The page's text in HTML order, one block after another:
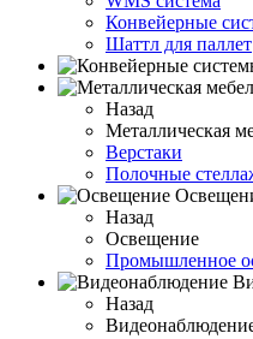
Конвейерные
Шаттл для паллет
Назад
Металлическая
Верстаки
Полочные
Назад
Освещение
Промышленное
Назад